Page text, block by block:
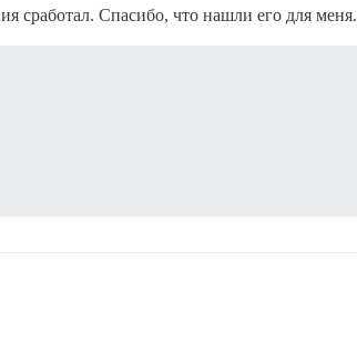
сработал. Спасибо, что нашли его для меня.